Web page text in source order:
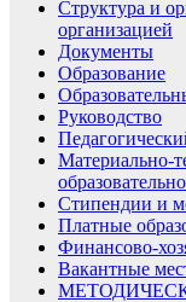
Структура и
организацией
Документы
Образование
Руководство
Материально-
Стипендии и
Платные
Финансово-
Вакантные